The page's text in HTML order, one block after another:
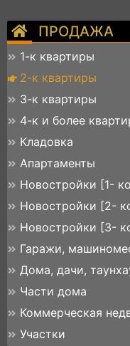
ПРОДАЖА
1-к квартиры
2-к квартиры
3-к квартиры
4-к и более
Кладовка
Апартаменты
Новостройки [1-
Новостройки [2-
Новостройки [3-
Гаражи,
Дома, дачи,
Части дома
Коммерческая
Участки